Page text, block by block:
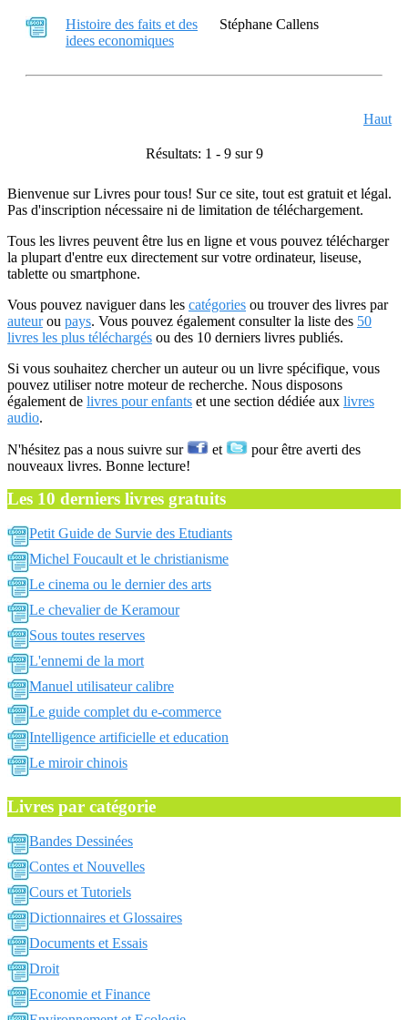
Histoire des faits et des
idees economiques
Stéphane Callens
Haut
Résultats: 1 - 9 sur 9
Bienvenue sur Livres pour tous! Sur ce site, tout est gratuit et légal.
Pas d'inscription nécessaire ni de limitation de téléchargement.
Tous les livres peuvent être lus en ligne et vous pouvez télécharger
la plupart d'entre eux directement sur votre ordinateur, liseuse,
tablette ou smartphone.
Vous pouvez naviguer dans les catégories ou trouver des livres par
auteurou pays. Vous pouvez également consulter la liste des 50
livres les plus téléchargés ou des 10 derniers livres publiés.
Si vous souhaitez chercher un auteur ou un livre spécifique, vous
pouvez utiliser notre moteur de recherche. Nous disposons
également de livres pour enfants et une section dédiée aux livres
audio.
N'hésitez pas a nous suivre sur et
pour être averti des
nouveaux livres. Bonne lecture!
Les 10 derniers livres gratuits
Petit Guide de Survie des Etudiants
Michel Foucault et le christianisme
Le cinema ou le dernier des arts
Le chevalier de Keramour
Sous toutes reserves
L'ennemi de la mort
Manuel utilisateur calibre
Le guide complet du e-commerce
Intelligence artificielle et education
Le miroir chinois
Livres par catégorie
Bandes Dessinées
Contes et Nouvelles
Cours et Tutoriels
Dictionnaires et Glossaires
Documents et Essais
Droit
Economie et Finance